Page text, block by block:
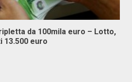
da 100mila euro – Lotto,
13.500 euro